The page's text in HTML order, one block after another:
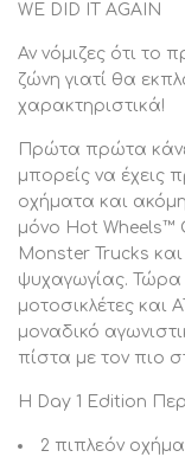
WE DID IT AGAIN
Αν νόμιζες ότι το
ζώνη γιατί θα
χαρακτηριστικά!
Πρώτα πρώτα
μπορείς να
οχήματα και
μόνο Hot Wheels™
Monster Trucks
ψυχαγωγίας. Τώρα
μοτοσικλέτες και
μοναδικό
πίστα με τον πιο
Η Day 1 Edition
2 πιπλεόν